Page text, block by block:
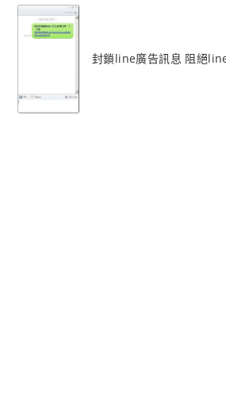
封鎖line廣告訊息 阻絕